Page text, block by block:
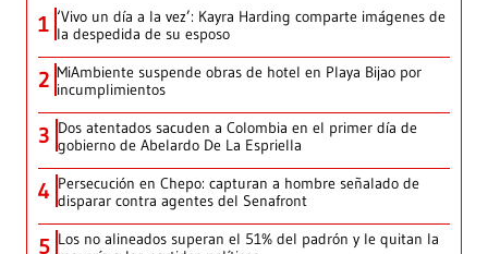
1 ‘Vivo un día a la vez’: Kayra Harding comparte imágenes de
la despedida de su esposo
2 MiAmbiente suspende obras de hotel en Playa Bijao por
incumplimientos
3 Dos atentados sacuden a Colombia en el primer día de
gobierno de Abelardo De La Espriella
4 Persecución en Chepo: capturan a hombre señalado de
disparar contra agentes del Senafront
5 Los no alineados superan el 51% del padrón y le quitan la